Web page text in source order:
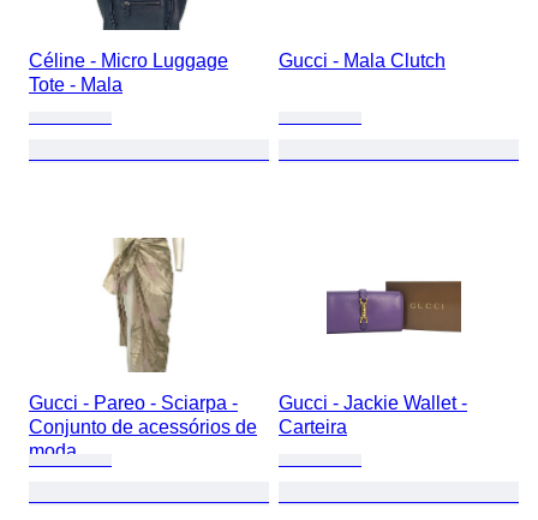
Céline - Micro Luggage
Tote - Mala
Gucci - Mala Clutch
Gucci - Pareo - Sciarpa -
Conjunto de acessórios de
moda
Gucci - Jackie Wallet -
Carteira